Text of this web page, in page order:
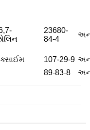
23680-
84-4
107-29-9
89-83-8